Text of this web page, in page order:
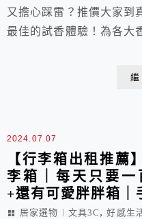
又擔心踩雷？推價大家到
最佳的試香體驗！為各大
僅可以盡情的聞香，還能
2024.07.07
【行李箱出租推薦
李箱｜每天只要
+還有可愛胖胖箱｜
居家選物︱文具3C ,好感生